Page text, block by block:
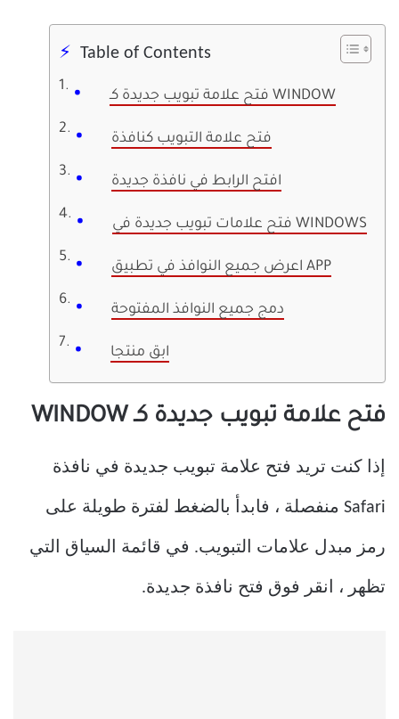
Table of Contents
فتح علامة تبويب جديدة كـ WINDOW
فتح علامة التبويب كنافذة
افتح الرابط في نافذة جديدة
فتح علامات تبويب جديدة في WINDOWS
اعرض جميع النوافذ في تطبيق APP
دمج جميع النوافذ المفتوحة
ابق منتجا
فتح علامة تبويب جديدة كـ WINDOW
إذا كنت تريد فتح علامة تبويب جديدة في نافذة
Safari منفصلة ، فابدأ بالضغط لفترة طويلة على
رمز مبدل علامات التبويب. في قائمة السياق التي
تظهر ، انقر فوق فتح نافذة جديدة.